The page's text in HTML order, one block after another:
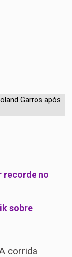
recorde no
sobre
corrida